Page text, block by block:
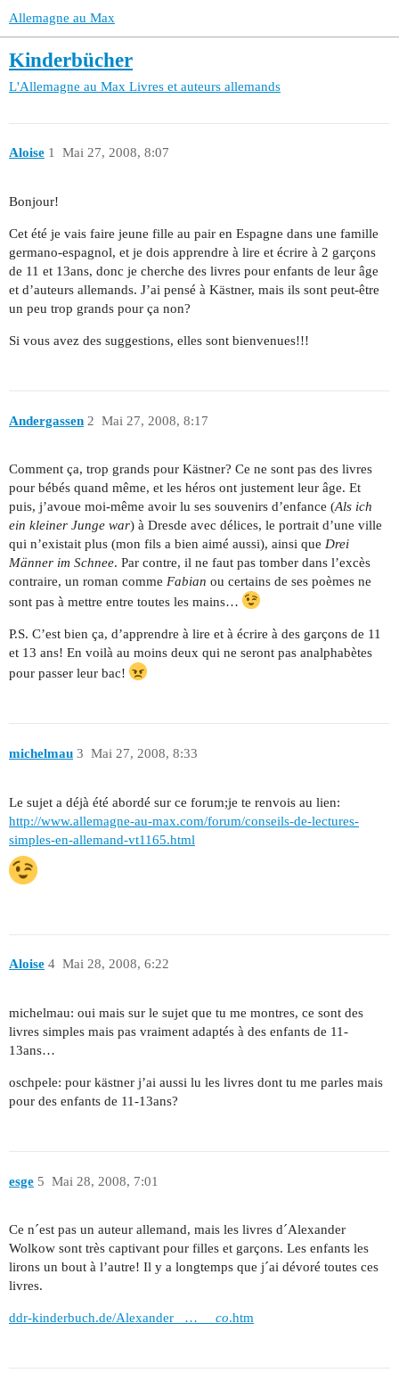
Allemagne au Max
Kinderbücher
L'Allemagne au Max Livres et auteurs allemands
Aloise Mai 27, 2008, 8:07
1
Bonjour!
Cet été je vais faire jeune fille au pair en Espagne dans une famille
germano-espagnol, et je dois apprendre à lire et écrire à 2 garçons
de 11 et 13ans, donc je cherche des livres pour enfants de leur âge
et d’auteurs allemands. J’ai pensé à Kästner, mais ils sont peut-être
un peu trop grands pour ça non?
Si vous avez des suggestions, elles sont bienvenues!!!
Andergassen Mai 27, 2008, 8:17
2
Comment ça, trop grands pour Kästner? Ce ne sont pas des livres
pour bébés quand même, et les héros ont justement leur âge. Et
puis, j’avoue moi-même avoir lu ses souvenirs d’enfance (Als ich
ein kleiner Junge war) à Dresde avec délices, le portrait d’une ville
qui n’existait plus (mon fils a bien aimé aussi), ainsi que Drei
Männer im Schnee. Par contre, il ne faut pas tomber dans l’excès
contraire, un roman comme Fabian ou certains de ses poèmes ne
sont pas à mettre entre toutes les mains…
P.S. C’est bien ça, d’apprendre à lire et à écrire à des garçons de 11
et 13 ans! En voilà au moins deux qui ne seront pas analphabètes
pour passer leur bac!
michelmau Mai 27, 2008, 8:33
3
Le sujet a déjà été abordé sur ce forum;je te renvois au lien:
http://www.allemagne-au-max.com/forum/conseils-de-lectures-
simples-en-allemand-vt1165.html
Aloise Mai 28, 2008, 6:22
4
michelmau: oui mais sur le sujet que tu me montres, ce sont des
livres simples mais pas vraiment adaptés à des enfants de 11-
13ans…
oschpele: pour kästner j’ai aussi lu les livres dont tu me parles mais
pour des enfants de 11-13ans?
esge Mai 28, 2008, 7:01
5
Ce n´est pas un auteur allemand, mais les livres d´Alexander
Wolkow sont très captivant pour filles et garçons. Les enfants les
lirons un bout à l’autre! Il y a longtemps que j´ai dévoré toutes ces
livres.
ddr-kinderbuch.de/Alexander_ … __ co.htm